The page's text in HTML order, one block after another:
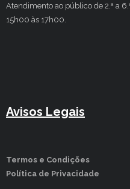
Atendimento ao público de 2.ª a
15h00 às 17h00.
Avisos Legais
Termos e Condições
Política de Privacidade